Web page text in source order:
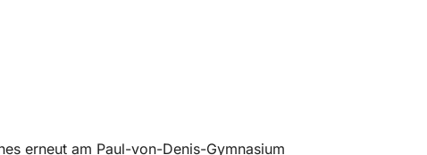
erneut am Paul-von-Denis-Gymnasium